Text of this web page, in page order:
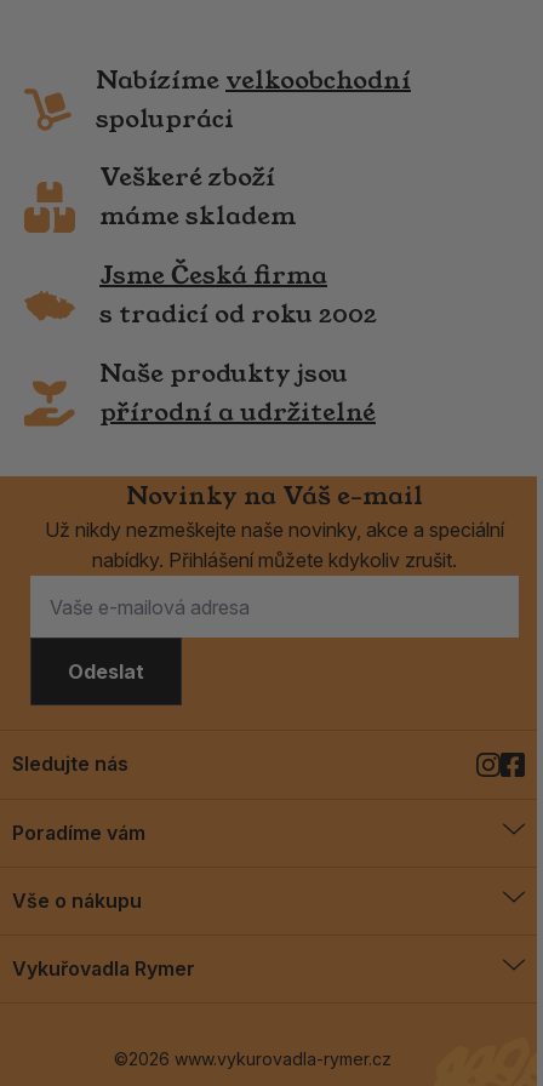
Nabízíme velkoobchodní
spolupráci
Veškeré zboží
máme skladem
Jsme Česká firma
s tradicí od roku 2002
Naše produkty jsou
přírodní a udržitelné
Novinky na Váš e-mail
Už nikdy nezmeškejte naše novinky, akce a speciální
nabídky. Přihlášení můžete kdykoliv zrušit.
Odeslat
Poradíme vám
Blog
Vše o nákupu
Vykuřovadla Rymer
Sledujte nás
©2026 www.vykurovadla-rymer.cz